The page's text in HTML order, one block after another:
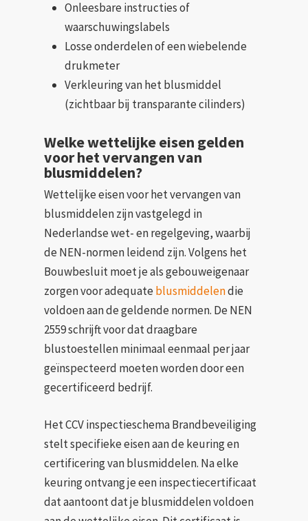
Onleesbare instructies of
waarschuwingslabels
Losse onderdelen of een wiebelende
drukmeter
Verkleuring van het blusmiddel
(zichtbaar bij transparante cilinders)
Welke wettelijke eisen gelden
voor het vervangen van
blusmiddelen?
Wettelijke eisen voor het vervangen van
blusmiddelen zijn vastgelegd in
Nederlandse wet- en regelgeving, waarbij
de NEN-normen leidend zijn. Volgens het
Bouwbesluit moet je als gebouweigenaar
zorgen voor adequateblusmiddelendie
voldoen aan de geldende normen. De NEN
2559 schrijft voor dat draagbare
blustoestellen minimaal eenmaal per jaar
geïnspecteerd moeten worden door een
gecertificeerd bedrijf.
Het CCV inspectieschema Brandbeveiliging
stelt specifieke eisen aan de keuring en
certificering van blusmiddelen. Na elke
keuring ontvang je een inspectiecertificaat
dat aantoont dat je blusmiddelen voldoen